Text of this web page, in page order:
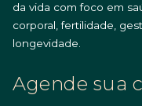
da vida com foco em
corporal, fertilidade,
longevidade.
Agende sua